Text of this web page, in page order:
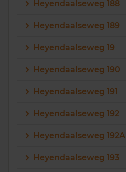
Heyendaalseweg 188
Heyendaalseweg 189
Heyendaalseweg 19
Heyendaalseweg 190
Heyendaalseweg 191
Heyendaalseweg 192
Heyendaalseweg 192A
Heyendaalseweg 193